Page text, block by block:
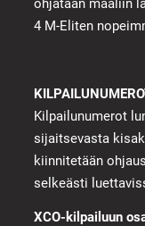
ohjataan maaliin
4 M-Eliten
Kilpailunumerot
sijaitsevasta
kiinnitetään
selkeästi
XCO-kilpailuun